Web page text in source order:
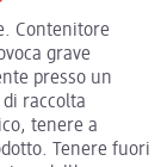
Contenitore
grave
presso un
raccolta
tenere a
Tenere fuori